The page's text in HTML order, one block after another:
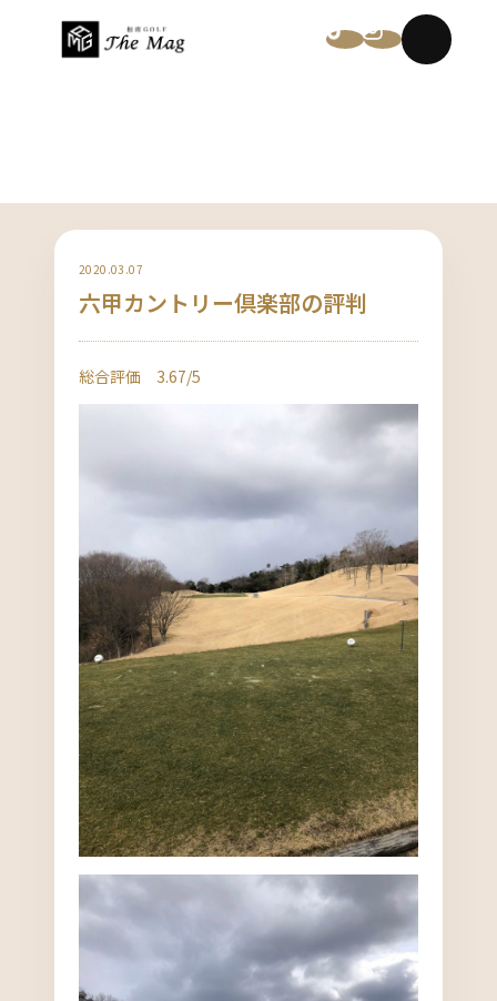
2020.03.07
六甲カントリー倶楽部の評判
総合評価 3.67/5